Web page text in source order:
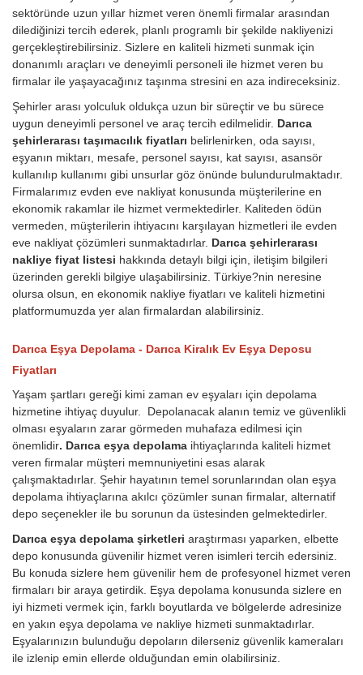
sektöründe uzun yıllar hizmet veren önemli firmalar arasından
dilediğinizi tercih ederek, planlı programlı bir şekilde nakliyenizi
gerçekleştirebilirsiniz. Sizlere en kaliteli hizmeti sunmak için
donanımlı araçları ve deneyimli personeli ile hizmet veren bu
firmalar ile yaşayacağınız taşınma stresini en aza indireceksiniz.
Şehirler arası yolculuk oldukça uzun bir süreçtir ve bu sürece
uygun deneyimli personel ve araç tercih edilmelidir. Darıca
şehirlerarası taşımacılık fiyatları belirlenirken, oda sayısı,
eşyanın miktarı, mesafe, personel sayısı, kat sayısı, asansör
kullanılıp kullanımı gibi unsurlar göz önünde bulundurulmaktadır.
Firmalarımız evden eve nakliyat konusunda müşterilerine en
ekonomik rakamlar ile hizmet vermektedirler. Kaliteden ödün
vermeden, müşterilerin ihtiyacını karşılayan hizmetleri ile evden
eve nakliyat çözümleri sunmaktadırlar. Darıca şehirlerarası
nakliye fiyat listesi hakkında detaylı bilgi için, iletişim bilgileri
üzerinden gerekli bilgiye ulaşabilirsiniz. Türkiye?nin neresine
olursa olsun, en ekonomik nakliye fiyatları ve kaliteli hizmetini
platformumuzda yer alan firmalardan alabilirsiniz.
Darıca Eşya Depolama - Darıca Kiralık Ev Eşya Deposu
Fiyatları
Yaşam şartları gereği kimi zaman ev eşyaları için depolama
hizmetine ihtiyaç duyulur. Depolanacak alanın temiz ve güvenlikli
olması eşyaların zarar görmeden muhafaza edilmesi için
önemlidir. Darıca eşya depolama ihtiyaçlarında kaliteli hizmet
veren firmalar müşteri memnuniyetini esas alarak
çalışmaktadırlar. Şehir hayatının temel sorunlarından olan eşya
depolama ihtiyaçlarına akılcı çözümler sunan firmalar, alternatif
depo seçenekler ile bu sorunun da üstesinden gelmektedirler.
Darıca eşya depolama şirketleri araştırması yaparken, elbette
depo konusunda güvenilir hizmet veren isimleri tercih edersiniz.
Bu konuda sizlere hem güvenilir hem de profesyonel hizmet veren
firmaları bir araya getirdik. Eşya depolama konusunda sizlere en
iyi hizmeti vermek için, farklı boyutlarda ve bölgelerde adresinize
en yakın eşya depolama ve nakliye hizmeti sunmaktadırlar.
Eşyalarınızın bulunduğu depoların dilerseniz güvenlik kameraları
ile izlenip emin ellerde olduğundan emin olabilirsiniz.